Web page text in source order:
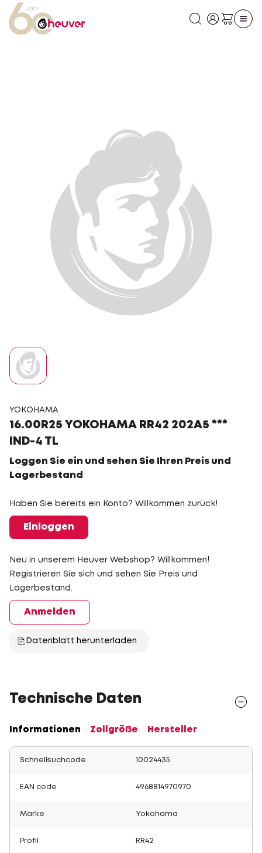
YOKOHAMA
16.00R25 YOKOHAMA RR42 202A5 ***
IND-4 TL
Loggen Sie ein und sehen Sie Ihren Preis und
Lagerbestand
Haben Sie bereits ein Konto? Willkommen zurück!
Einloggen
Neu in unserem Heuver Webshop? Willkommen!
Registrieren Sie sich und sehen Sie Preis und
Lagerbestand.
Anmelden
Datenblatt herunterladen
Technische Daten
Informationen Zollgröße Hersteller
Schnellsuchcode 10024435
EAN code 4968814970970
Marke Yokohama
Profil RR42